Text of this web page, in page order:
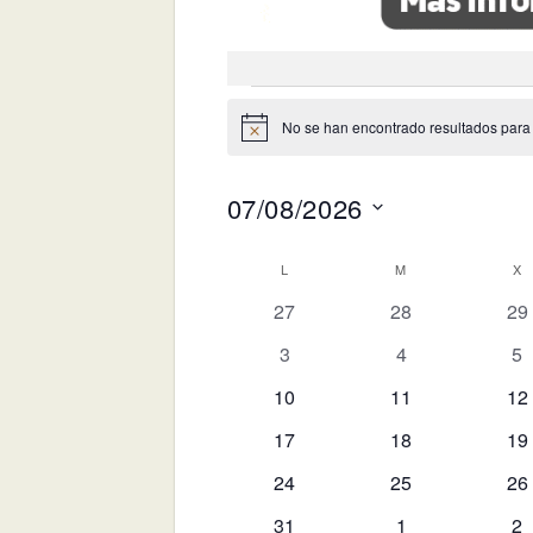
Eventos
Aviso No se han encontrado resultados
07/08/2026
Calendario
Eventos
L M X
0
27
0
28
0
29
0
3
0
4
0
5
0
10
0
11
0
12
0
17
0
18
0
19
0
24
0
25
0
26
0
31
0
1
0
2